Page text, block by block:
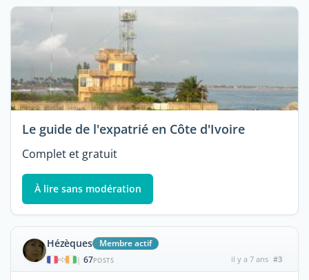
Le guide de l'expatrié en Côte d'Ivoire
Complet et gratuit
À lire sans modération
Hézèques Membre actif
| 67POSTS il y a 7 ans #3